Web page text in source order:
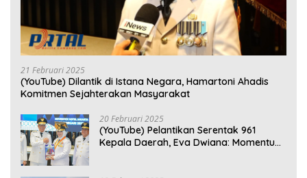
21 Februari 2025
(YouTube) Dilantik di Istana Negara, Hamartoni Ahadis
Komitmen Sejahterakan Masyarakat
20 Februari 2025
(YouTube) Pelantikan Serentak 961
Kepala Daerah, Eva Dwiana: Momentum